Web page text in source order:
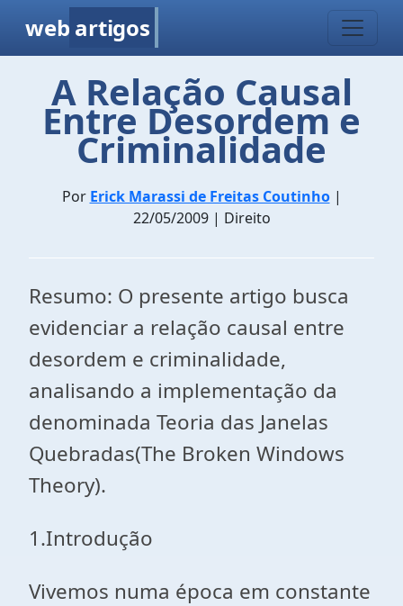
web artigos
A Relação Causal
Entre Desordem e
Criminalidade
Por Erick Marassi de Freitas Coutinho|
22/05/2009 | Direito
Resumo: O presente artigo busca
evidenciar a relação causal entre
desordem e criminalidade,
analisando a implementação da
denominada Teoria das Janelas
Quebradas(The Broken Windows
Theory).
1.Introdução
Vivemos numa época em constante